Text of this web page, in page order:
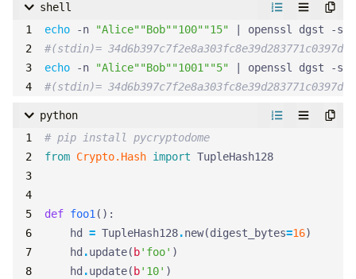
shell
echo -n "Alice""Bob""100""15"
#(stdin)=
echo -n "Alice""Bob""1001""5"
#(stdin)=
python
# pip install pycryptodome
from Crypto.Hash import TupleHash128
def foo1():
hd
= TupleHash128.new(digest_bytes=16)
hd .update( b'foo' )
hd .update( b'10' )